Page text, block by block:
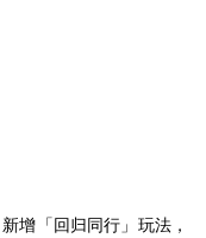
增「回归同行」玩法，